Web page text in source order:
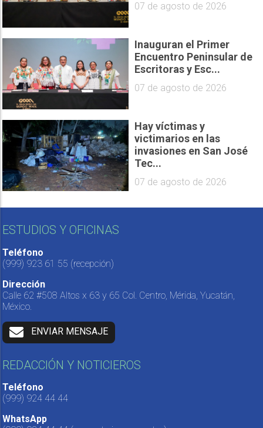
07 de agosto de 2026
Inauguran el Primer
Encuentro Peninsular de
Escritoras y Esc...
07 de agosto de 2026
Hay víctimas y
victimarios en las
invasiones en San José
Tec...
07 de agosto de 2026
ESTUDIOS Y OFICINAS
Teléfono
(999) 923 61 55 (recepción)
Dirección
Calle 62 #508 Altos x 63 y 65 Col. Centro, Mérida, Yucatán,
México.
ENVIAR MENSAJE
REDACCIÓN Y NOTICIEROS
Teléfono
(999) 924 44 44
WhatsApp